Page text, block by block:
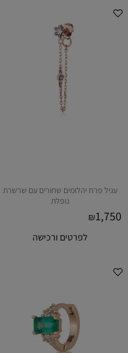
עגיל פרח יהלומים שחורים עם שרשרת
נופלת
₪1,750
לפרטים ורכישה